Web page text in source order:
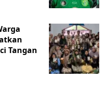
Tangan